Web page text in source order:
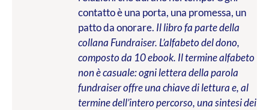
contatto è una porta, una promessa, un
patto da onorare. Il libro fa parte della
collana Fundraiser. L’alfabeto del dono,
composto da 10 ebook. Il termine alfabeto
non è casuale: ogni lettera della parola
fundraiser offre una chiave di lettura e, al
termine dell’intero percorso, una sintesi dei